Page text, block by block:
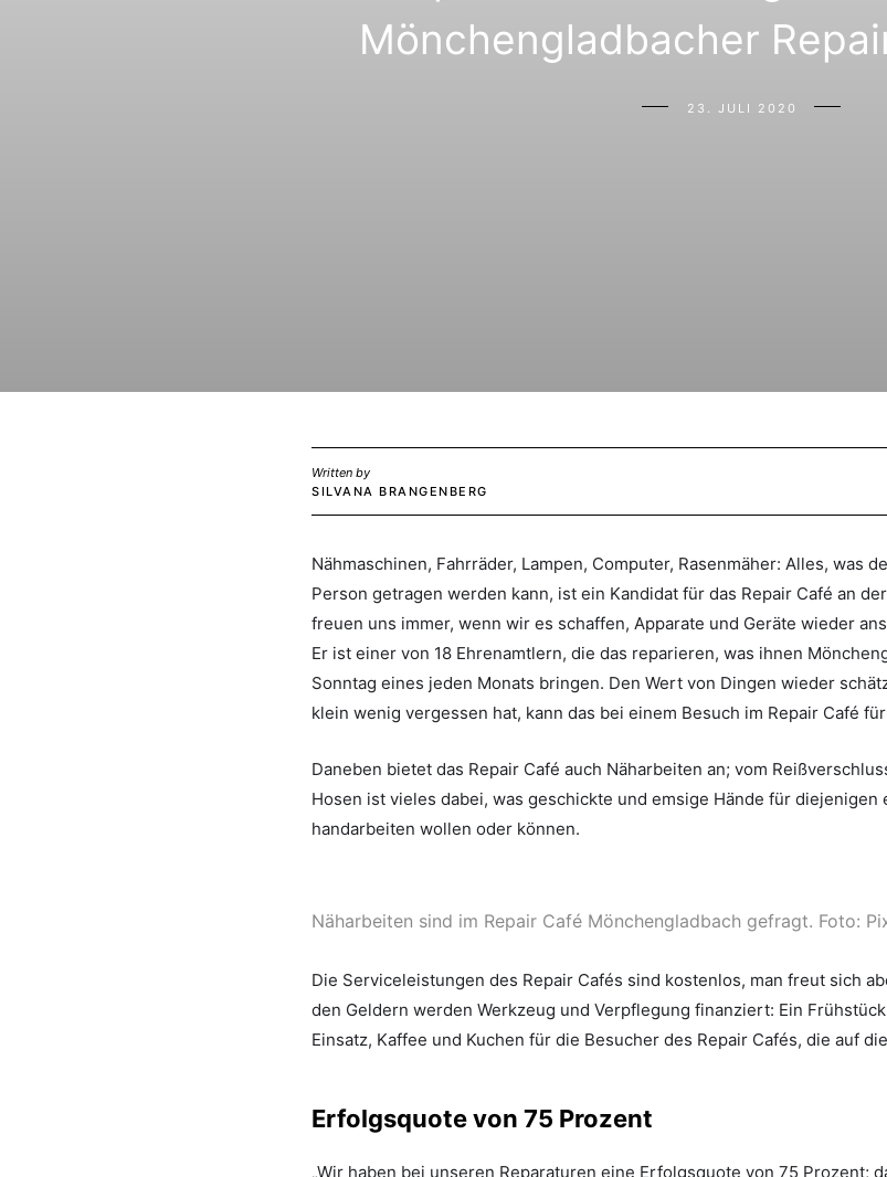
Mönchengladbacher
23. JULI 2020
Written by
SILVANA BRANGENBERG
Nähmaschinen, Fahrräder, Lampen, Computer, Rasenmäher: Alles, was
Person getragen werden kann, ist ein Kandidat für das Repair Café an
freuen uns immer, wenn wir es schaffen, Apparate und Geräte wieder
Er ist einer von 18 Ehrenamtlern, die das reparieren, was ihnen
Sonntag eines jeden Monats bringen. Den Wert von Dingen wieder
klein wenig vergessen hat, kann das bei einem Besuch im Repair Café
Daneben bietet das Repair Café auch Näharbeiten an; vom
Hosen ist vieles dabei, was geschickte und emsige Hände für
handarbeiten wollen oder können.
Näharbeiten sind im Repair Café Mönchengladbach gefragt. Foto:
Die Serviceleistungen des Repair Cafés sind kostenlos, man freut sich
den Geldern werden Werkzeug und Verpflegung finanziert: Ein
Einsatz, Kaffee und Kuchen für die Besucher des Repair Cafés, die auf
Erfolgsquote von 75 Prozent
„Wir haben bei unseren Reparaturen eine Erfolgsquote von 75 Prozent;